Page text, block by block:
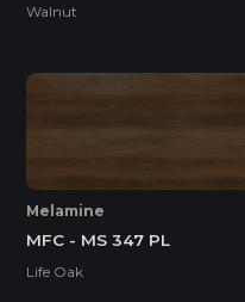
Walnut
Melamine
MFC - MS 347 PL
Life Oak